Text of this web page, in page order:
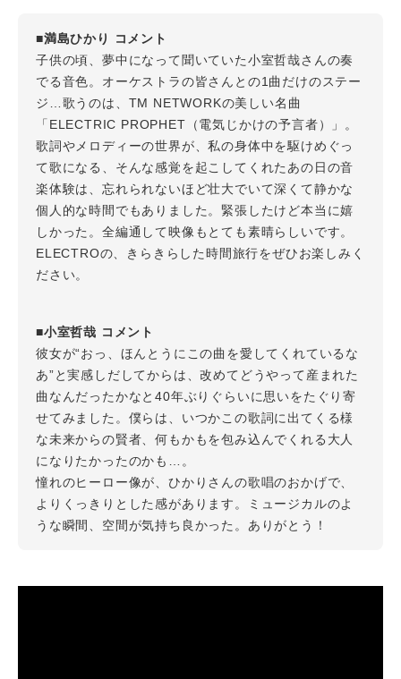
■満島ひかり コメント
子供の頃、夢中になって聞いていた小室哲哉さんの奏
でる音色。オーケストラの皆さんとの1曲だけのステー
ジ…歌うのは、TM NETWORKの美しい名曲
「ELECTRIC PROPHET（電気じかけの予言者）」。
歌詞やメロディーの世界が、私の身体中を駆けめぐっ
て歌になる、そんな感覚を起こしてくれたあの日の音
楽体験は、忘れられないほど壮大でいて深くて静かな
個人的な時間でもありました。緊張したけど本当に嬉
しかった。全編通して映像もとても素晴らしいです。
ELECTROの、きらきらした時間旅行をぜひお楽しみく
ださい。
■小室哲哉 コメント
彼女が“おっ、ほんとうにこの曲を愛してくれているな
あ”と実感しだしてからは、改めてどうやって産まれた
曲なんだったかなと40年ぶりぐらいに思いをたぐり寄
せてみました。僕らは、いつかこの歌詞に出てくる様
な未来からの賢者、何もかもを包み込んでくれる大人
になりたかったのかも…。
憧れのヒーロー像が、ひかりさんの歌唱のおかげで、
よりくっきりとした感があります。ミュージカルのよ
うな瞬間、空間が気持ち良かった。ありがとう！